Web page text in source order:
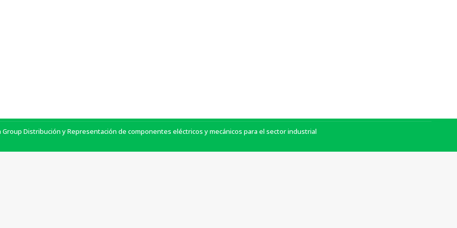
Group Distribución y Representación de componentes eléctricos y mecánicos para el sector industrial